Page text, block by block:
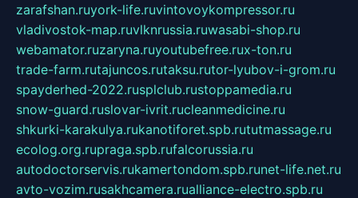
zarafshan.ruyork-life.ruvintovoykompressor.ru
vladivostok-map.ruvlknrussia.ruwasabi-shop.ru
webamator.ruzaryna.ruyoutubefree.rux-ton.ru
trade-farm.rutajuncos.rutaksu.rutor-lyubov-i-grom.ru
spayderhed-2022.rusplclub.rustoppamedia.ru
snow-guard.ruslovar-ivrit.rucleanmedicine.ru
shkurki-karakulya.rukanotiforet.spb.rututmassage.ru
ecolog.org.rupraga.spb.rufalcorussia.ru
autodoctorservis.rukamertondom.spb.runet-life.net.ru
avto-vozim.rusakhcamera.rualliance-electro.spb.ru